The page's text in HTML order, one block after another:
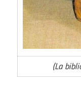
(La